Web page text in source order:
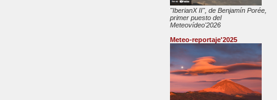
"IberianX II", de Benjamín Porée,
primer puesto del
Meteovídeo'2026
Meteo-reportaje'2025